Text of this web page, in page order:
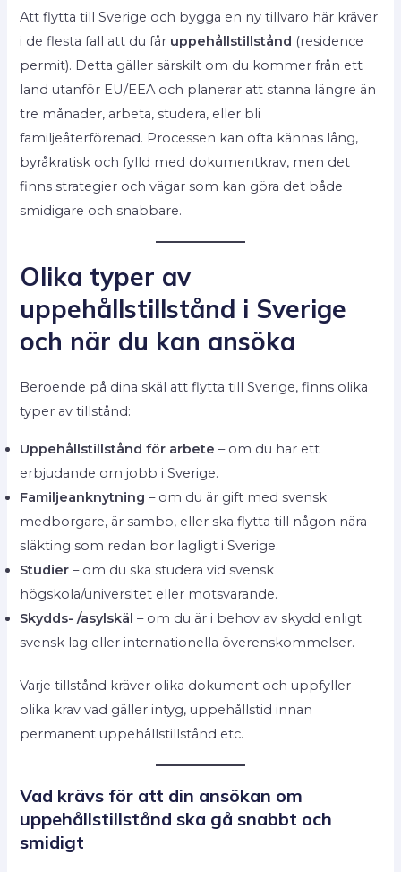
Att flytta till Sverige och bygga en ny tillvaro här kräver
i de flesta fall att du får uppehållstillstånd (residence
permit). Detta gäller särskilt om du kommer från ett
land utanför EU/EEA och planerar att stanna längre än
tre månader, arbeta, studera, eller bli
familjeåterförenad. Processen kan ofta kännas lång,
byråkratisk och fylld med dokumentkrav, men det
finns strategier och vägar som kan göra det både
smidigare och snabbare.
Olika typer av
uppehållstillstånd i Sverige
och när du kan ansöka
Beroende på dina skäl att flytta till Sverige, finns olika
typer av tillstånd:
Uppehållstillstånd för arbete – om du har ett
erbjudande om jobb i Sverige.
Familjeanknytning – om du är gift med svensk
medborgare, är sambo, eller ska flytta till någon nära
släkting som redan bor lagligt i Sverige.
Studier – om du ska studera vid svensk
högskola/universitet eller motsvarande.
Skydds- /asylskäl – om du är i behov av skydd enligt
svensk lag eller internationella överenskommelser.
Varje tillstånd kräver olika dokument och uppfyller
olika krav vad gäller intyg, uppehållstid innan
permanent uppehållstillstånd etc.
Vad krävs för att din ansökan om
uppehållstillstånd ska gå snabbt och
smidigt